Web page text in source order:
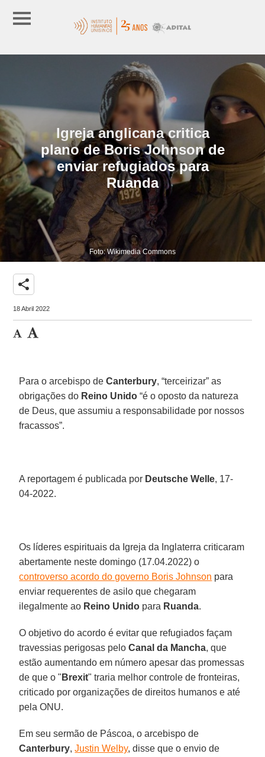
Igreja anglicana critica
plano de Boris Johnson de
enviar refugiados para
Ruanda
Foto: Wikimedia Commons
share
18 Abril 2022
Para o arcebispo deCanterbury, “terceirizar” as
obrigações do Reino Unido “é o oposto da natureza
de Deus, que assumiu a responsabilidade por nossos
fracassos”.
A reportagem é publicada por Deutsche Welle, 17-
04-2022.
Os líderes espirituais da Igreja da Inglaterra criticaram
abertamente neste domingo (17.04.2022) o
controverso acordo do governo Boris Johnson para
enviar requerentes de asilo que chegaram
ilegalmente ao Reino Unido para Ruanda.
O objetivo do acordo é evitar que refugiados façam
travessias perigosas peloCanal da Mancha, que
estão aumentando em número apesar das promessas
de que o " Brexit" traria melhor controle de fronteiras,
criticado por organizações de direitos humanos e até
pela ONU.
Em seu sermão de Páscoa, o arcebispo de
Canterbury,Justin Welby, disse que o envio de